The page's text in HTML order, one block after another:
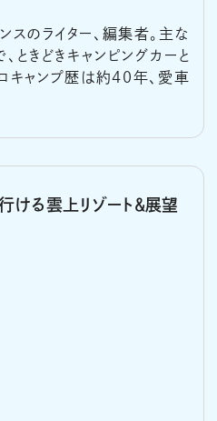
スのライター、編集者。主な
ときどきキャンピングカーと
キャンプ歴は約40年、愛車
ける雲上リゾート＆展望